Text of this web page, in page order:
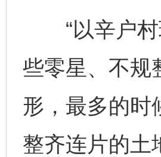
“以辛户村
些零星、不规
形，最多的时
整齐连片的土